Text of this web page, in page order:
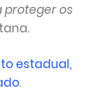
proteger os
estadual,
.